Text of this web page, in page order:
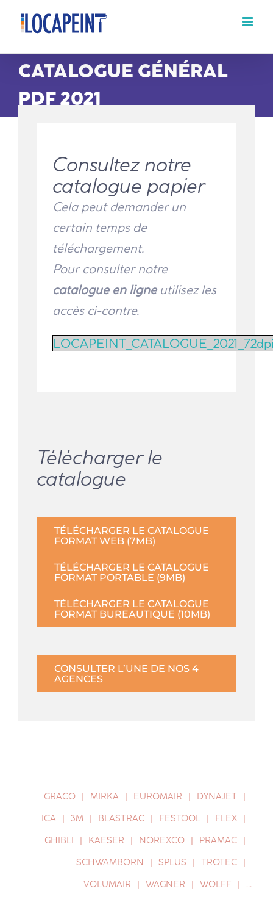
Passer
contenu
CATALOGUE GÉNÉRAL
PDF 2021
Consultez notre
catalogue papier
Cela peut demander un
certain temps de
téléchargement.
Pour consulter notre
catalogue en ligneutilisez les
accès ci-contre.
Télécharger le
catalogue
TÉLÉCHARGER LE CATALOGUE
FORMAT WEB (7MB)
TÉLÉCHARGER LE CATALOGUE
FORMAT PORTABLE (9MB)
TÉLÉCHARGER LE CATALOGUE
FORMAT BUREAUTIQUE (10MB)
CONSULTER L’UNE DE NOS 4
AGENCES
GRACO MIRKA EUROMAIR
DYNAJET
ICA
3M BLASTRAC FESTOOL
FLEX
GHIBLI
KAESER NOREXCO
PRAMAC
SCHWAMBORN
SPLUS
TROTEC
VOLUMAIR
WAGNER WOLFF …